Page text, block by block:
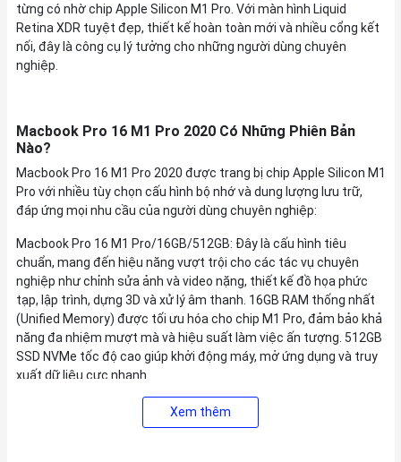
từng có nhờ chip Apple Silicon M1 Pro. Với màn hình Liquid
Retina XDR tuyệt đẹp, thiết kế hoàn toàn mới và nhiều cổng kết
nối, đây là công cụ lý tưởng cho những người dùng chuyên
nghiệp.
Macbook Pro 16 M1 Pro 2020 Có Những Phiên Bản
Nào?
Macbook Pro 16 M1 Pro 2020 được trang bị chip Apple Silicon M1
Pro với nhiều tùy chọn cấu hình bộ nhớ và dung lượng lưu trữ,
đáp ứng mọi nhu cầu của người dùng chuyên nghiệp:
Macbook Pro 16 M1 Pro/16GB/512GB: Đây là cấu hình tiêu
chuẩn, mang đến hiệu năng vượt trội cho các tác vụ chuyên
nghiệp như chỉnh sửa ảnh và video nặng, thiết kế đồ họa phức
tạp, lập trình, dựng 3D và xử lý âm thanh. 16GB RAM thống nhất
(Unified Memory) được tối ưu hóa cho chip M1 Pro, đảm bảo khả
năng đa nhiệm mượt mà và hiệu suất làm việc ấn tượng. 512GB
SSD NVMe tốc độ cao giúp khởi động máy, mở ứng dụng và truy
xuất dữ liệu cực nhanh.
Macbook Pro 16 M1 Pro/16GB/1TB: Tương tự cấu hình trên về
RAM, nhưng phiên bản này được trang bị ổ cứng SSD NVMe dung
Xem thêm